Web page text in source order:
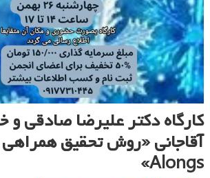
کارگاه دکتر علیرضا صادقی و
Alongs»